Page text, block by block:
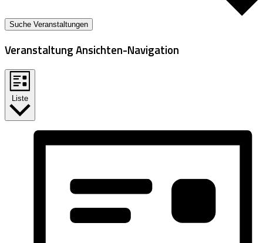
Suche Veranstaltungen
Veranstaltung Ansichten-Navigation
Liste